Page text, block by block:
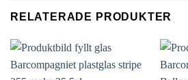
RELATERADE PRODUKTER